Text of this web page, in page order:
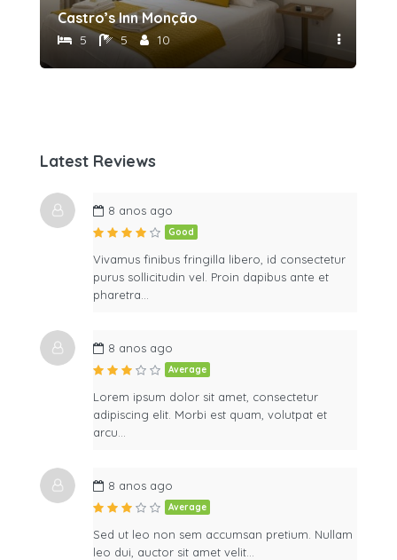
Castro’s Inn Monção
5 5 10
Latest Reviews
8 anos ago
Good
Vivamus finibus fringilla libero, id consectetur
purus sollicitudin vel. Proin dapibus ante et
pharetra…
8 anos ago
Average
Lorem ipsum dolor sit amet, consectetur
adipiscing elit. Morbi est quam, volutpat et
arcu…
8 anos ago
Average
Sed ut leo non sem accumsan pretium. Nullam
leo dui, auctor sit amet velit…